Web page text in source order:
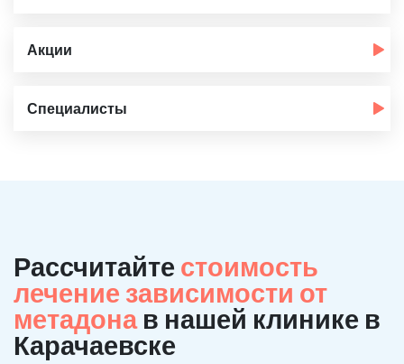
Акции
Специалисты
Рассчитайте стоимость
лечение зависимости от
метадона в нашей клинике в
Карачаевске